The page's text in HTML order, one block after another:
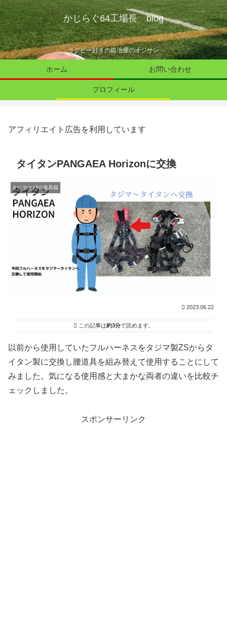
かじらぐ64工場長 blog
ラグビー好きの鍛冶屋のオジサン
ホーム お問い合わせ
プロフィール
アフィリエイト広告を利用しています
タイタンPANGAEA Horizonに交換
かじやとびの道具箱
2023.06.22
この記事は約3分で読めます。
以前から使用していたフルハーネスをタジマ製ZSからタ
イタン製に交換し腰道具を組み替えて使用することにして
みました。気になる使用感と大まかな両者の違いを比較チ
ェックしました。
スポンサーリンク